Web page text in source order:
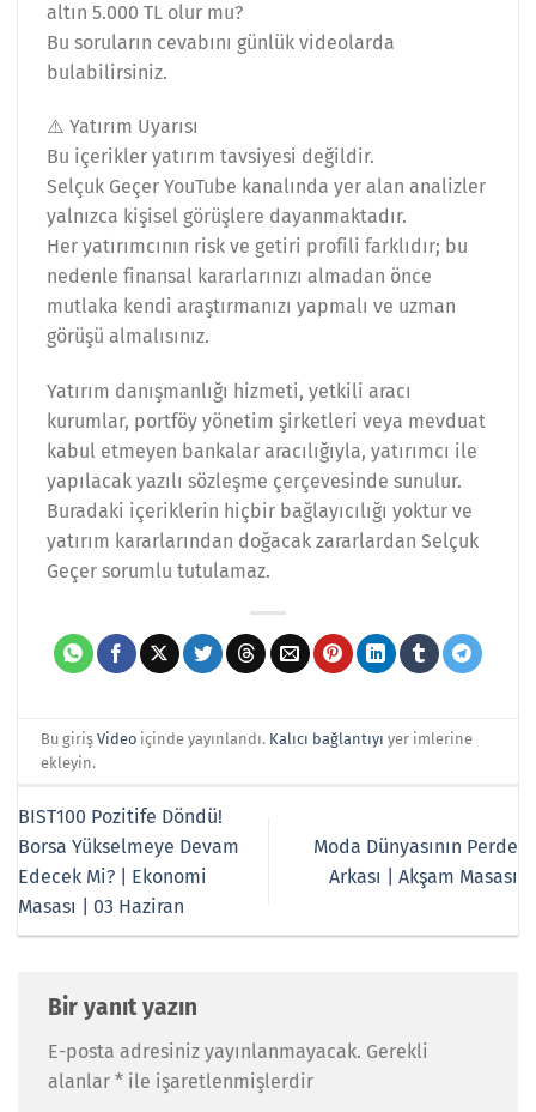
altın 5.000 TL olur mu?
Bu soruların cevabını günlük videolarda
bulabilirsiniz.
⚠️ Yatırım Uyarısı
Bu içerikler yatırım tavsiyesi değildir.
Selçuk Geçer YouTube kanalında yer alan analizler
yalnızca kişisel görüşlere dayanmaktadır.
Her yatırımcının risk ve getiri profili farklıdır; bu
nedenle finansal kararlarınızı almadan önce
mutlaka kendi araştırmanızı yapmalı ve uzman
görüşü almalısınız.
Yatırım danışmanlığı hizmeti, yetkili aracı
kurumlar, portföy yönetim şirketleri veya mevduat
kabul etmeyen bankalar aracılığıyla, yatırımcı ile
yapılacak yazılı sözleşme çerçevesinde sunulur.
Buradaki içeriklerin hiçbir bağlayıcılığı yoktur ve
yatırım kararlarından doğacak zararlardan Selçuk
Geçer sorumlu tutulamaz.
Bu girişVideo içinde yayınlandı. Kalıcı bağlantıyı yer imlerine
ekleyin.
BIST100 Pozitife Döndü!
Borsa Yükselmeye Devam
Edecek Mi? | Ekonomi
Masası | 03 Haziran
Moda Dünyasının Perde
Arkası | Akşam Masası
Bir yanıt yazın
E-posta adresiniz yayınlanmayacak. Gerekli
alanlar * ile işaretlenmişlerdir